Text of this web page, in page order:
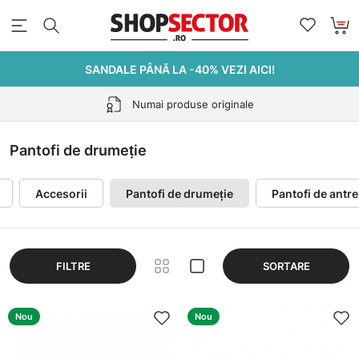
SANDALE PÂNĂ LA -40% VEZI AICI!
Retur gratuit în 30 de zile
Pantofi de drumeție
Accesorii Pantofi de drumeție Pantofi de
FILTRE SORTARE
Nou Nou